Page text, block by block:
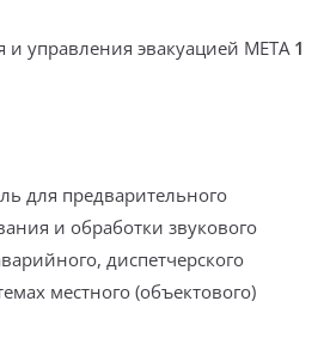
и управления эвакуацией МЕТА 1
для предварительного
и обработки звукового
диспетчерского
местного (объектового)